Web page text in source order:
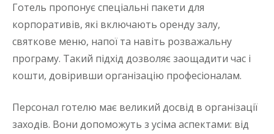
Готель пропонує спеціальні пакети для
корпоративів, які включають оренду залу,
святкове меню, напої та навіть розважальну
програму. Такий підхід дозволяє заощадити час і
кошти, довіривши організацію професіоналам.
Персонал готелю має великий досвід в організації
заходів. Вони допоможуть з усіма аспектами: від